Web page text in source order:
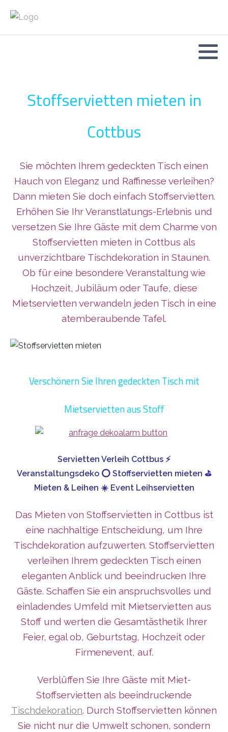
Stoffservietten mieten in
Cottbus
Sie möchten Ihrem gedeckten Tisch einen
Hauch von Eleganz und Raffinesse verleihen?
Dann mieten Sie doch einfach Stoffservietten.
Erhöhen Sie Ihr Veranstlatungs-Erlebnis und
versetzen Sie Ihre Gäste mit dem Charme von
Stoffservietten mieten in Cottbus als
unverzichtbare Tischdekoration in Staunen.
Ob für eine besondere Veranstaltung wie
Hochzeit, Jubiläum oder Taufe, diese
Mietservietten verwandeln jeden Tisch in eine
atemberaubende Tafel.
Verschönern Sie Ihren gedeckten Tisch mit
Mietservietten aus Stoff
Servietten Verleih Cottbus ⚡
Veranstaltungsdeko ⭕ Stoffservietten mieten ⛳
Mieten & Leihen ☀️ Event Leihservietten
Das Mieten von Stoffservietten in Cottbus ist
eine nachhaltige Entscheidung, um Ihre
Tischdekoration aufzuwerten. Stoffservietten
verleihen Ihrem gedeckten Tisch einen
eleganten Anblick und beeindrucken Ihre
Gäste. Schaffen Sie ein anspruchsvolles und
einladendes Umfeld mit Mietservietten aus
Stoff und werten die Gesamtästhetik Ihrer
Feier, egal ob, Geburtstag, Hochzeit oder
Firmenevent, auf.
Verblüffen Sie Ihre Gäste mit Miet-
Stoffservietten als beeindruckende
Tischdekoration. Durch Stoffservietten können
Sie nicht nur die Umwelt schonen, sondern